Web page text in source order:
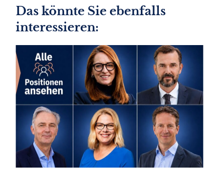
Das könnte Sie ebenfalls
interessieren: